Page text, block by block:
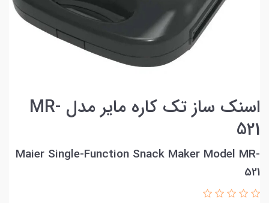
اسنک ساز تک کاره مایر مدل MR-
521
Maier Single-Function Snack Maker Model MR-
521